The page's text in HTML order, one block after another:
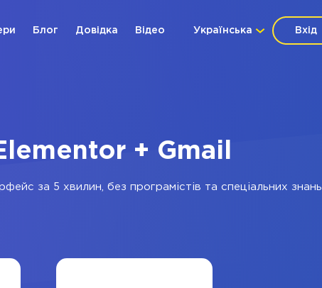
Вхід
Українська
Блог Довідка Відео
+ Gmail
за 5 хвилин, без програмістів та спеціальних знань.